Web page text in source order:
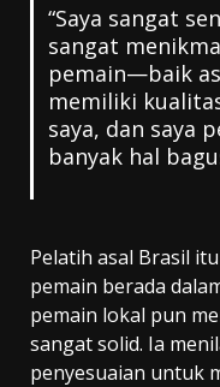
“Saya sangat
sangat
pemain—baik
memiliki
saya, dan saya
banyak hal
Pelatih asal Brasil
pemain berada
pemain lokal pun
sangat solid. Ia
penyesuaian untuk